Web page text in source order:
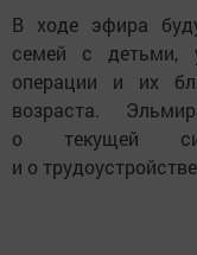
В ходе эфира
семей с детьми,
операции и их
возраста.
о текущей
и о